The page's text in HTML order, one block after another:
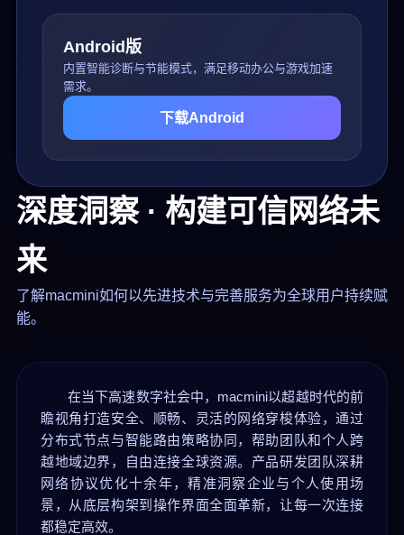
Android版
内置智能诊断与节能模式，满足移动办公与游戏加速
需求。
下载Android
深度洞察 · 构建可信网络未
来
了解macmini如何以先进技术与完善服务为全球用户持续赋
能。
在当下高速数字社会中，macmini以超越时代的前
瞻视角打造安全、顺畅、灵活的网络穿梭体验，通过
分布式节点与智能路由策略协同，帮助团队和个人跨
越地域边界，自由连接全球资源。产品研发团队深耕
网络协议优化十余年，精准洞察企业与个人使用场
景，从底层构架到操作界面全面革新，让每一次连接
都稳定高效。